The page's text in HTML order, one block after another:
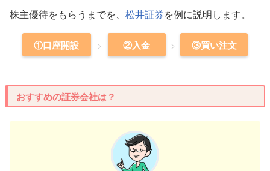
株主優待をもらうまでを、 松井証券を例に説明します。
①口座開設 ②入金 ③買い注文
おすすめの証券会社は？